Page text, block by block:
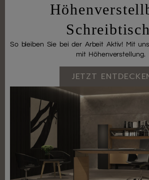
So bleiben Sie bei der Arbeit Aktiv! Mit
mit Höhenverstellung.
JETZT